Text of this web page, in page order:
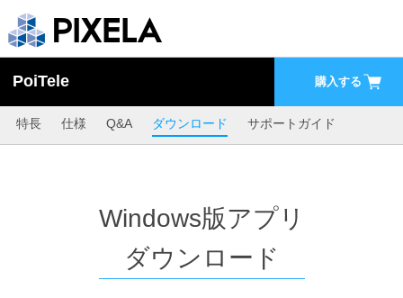
PoiTele 購入する
特長 仕様 Q&A ダウンロード サポートガイド
Windows版アプリ
ダウンロード